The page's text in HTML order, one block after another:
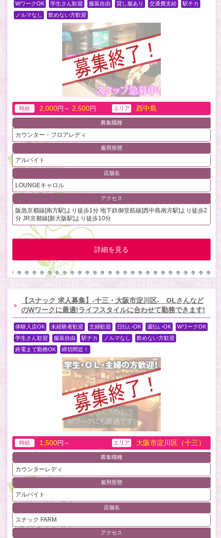
WワークOK
学生さん歓迎 服装自由 貸し服あり 交通費支給
駅チカ
ノルマなし
飲めない方歓迎
時給 2,000円～ 2,500円 エリア 西中島
募集職種
カウンター・フロアレディ
雇用形態
アルバイト
店舗名
LOUNGEキャロル
アクセス
阪急京都線[南方駅]より徒歩1分 地下鉄御堂筋線[西中島南方駅]より徒歩2
分 JR京都線[新大阪駅]より徒歩10分
詳細を見る
【スナック 求人募集】-十三・大阪市淀川区- OLさんなど
のWワークに最適!ライフスタイルに合わせて勤務できます!
体験入店OK 未経験者歓迎 主婦歓迎 日払いOK 週払いOK
WワークOK
学生さん歓迎
服装自由 駅チカ ノルマなし
飲めない方歓迎
終電まで勤務OK
締切間近！
時給 1,500円～ エリア 大阪市淀川区（十三）
募集職種
カウンターレディ
雇用形態
アルバイト
店舗名
スナック FARM
アクセス